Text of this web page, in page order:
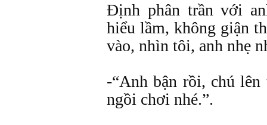
Định phân trần với
hiểu lầm, không giận
vào, nhìn tôi, anh nhẹ
-“Anh bận rồi, chú lên
ngồi chơi nhé.”.